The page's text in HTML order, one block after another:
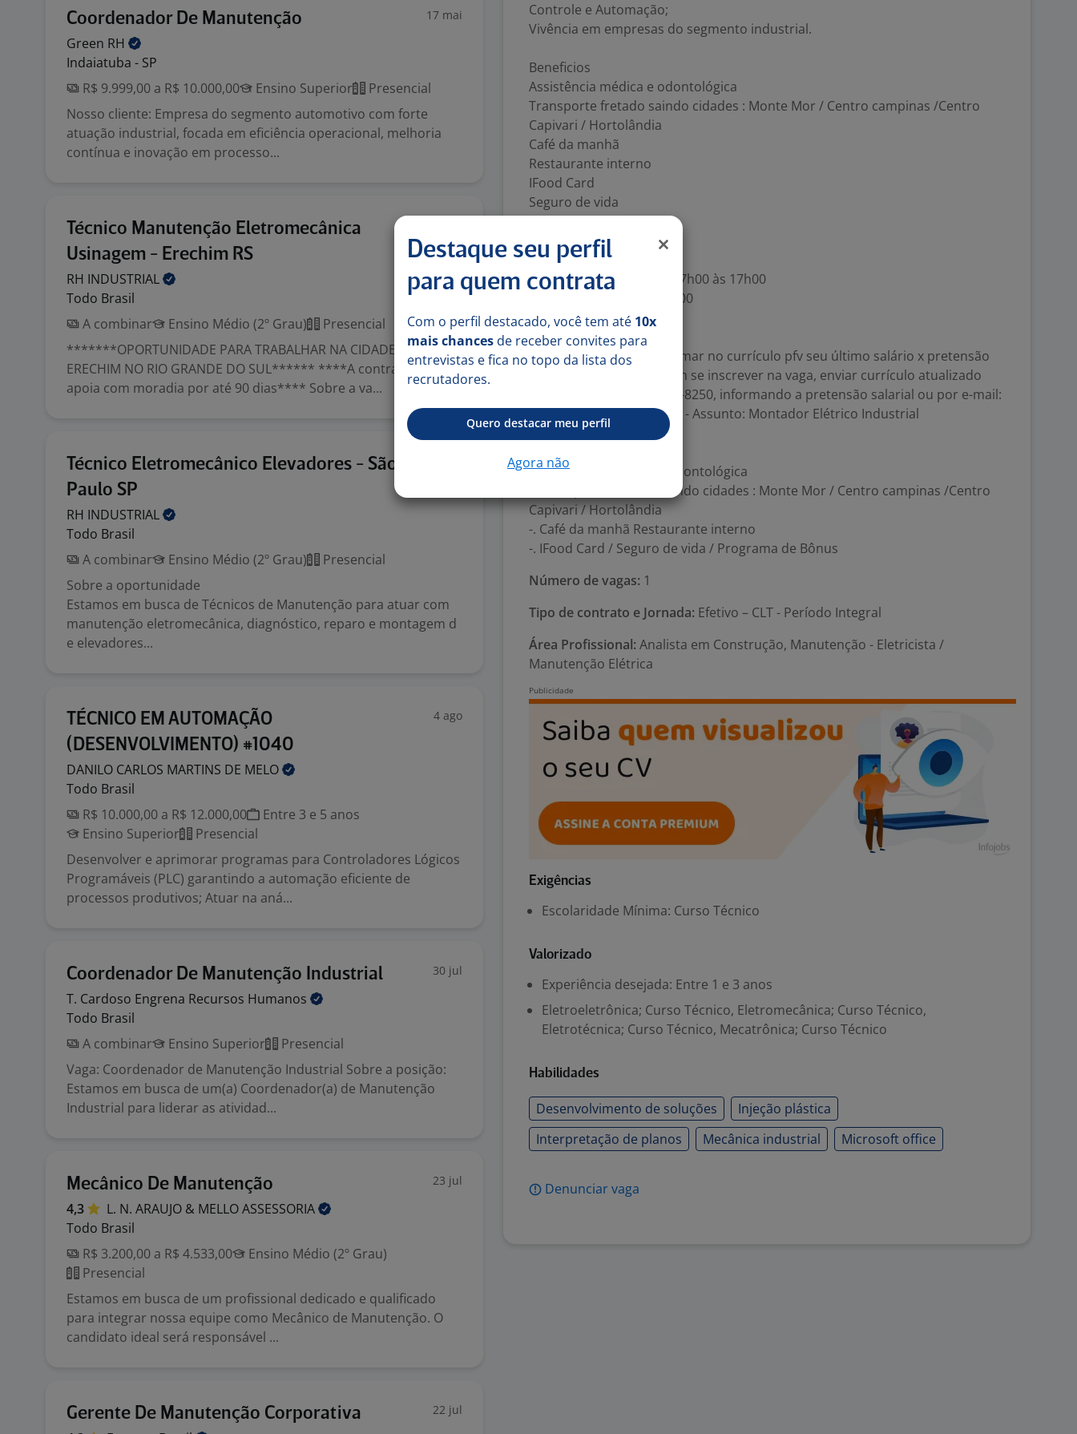
Coordenador De Manutenção 17 mai
Green RH
Indaiatuba - SP
R$ 9.999,00 a R$ 10.000,00
Ensino Superior
Presencial
Nosso cliente: Empresa do segmento automotivo com forte
atuação industrial, focada em eficiência operacional, melhoria
contínua e inovação em processo...
Técnico Manutenção Eletromecânica
Usinagem - Erechim RS
RH INDUSTRIAL
Todo Brasil
A combinar
Ensino Médio (2º Grau)
Presencial
*******OPORTUNIDADE PARA TRABALHAR NA CIDADE DE
ERECHIM NO RIO GRANDE DO SUL****** ****A contratante
apoia com moradia por até 90 dias**** Sobre a va...
Técnico Eletromecânico Elevadores - São
Paulo SP
RH INDUSTRIAL
Todo Brasil
A combinar
Ensino Médio (2º Grau)
Presencial
Sobre a oportunidade
Estamos em busca de Técnicos de Manutenção para atuar com
manutenção eletromecânica, diagnóstico, reparo e montagem d
e elevadores...
TÉCNICO EM AUTOMAÇÃO
(DESENVOLVIMENTO) #1040
4 ago
DANILO CARLOS MARTINS DE MELO
Todo Brasil
R$ 10.000,00 a R$ 12.000,00
Entre 3 e 5 anos
Ensino Superior
Presencial
Desenvolver e aprimorar programas para Controladores Lógicos
Programáveis (PLC) garantindo a automação eficiente de
processos produtivos; Atuar na aná...
Coordenador De Manutenção Industrial 30 jul
T. Cardoso Engrena Recursos Humanos
Todo Brasil
A combinar
Ensino Superior
Presencial
Vaga: Coordenador de Manutenção Industrial Sobre a posição:
Estamos em busca de um(a) Coordenador(a) de Manutenção
Industrial para liderar as atividad...
Mecânico De Manutenção 23 jul
4,3 L. N. ARAUJO & MELLOASSESSORIA
Todo Brasil
R$ 3.200,00 a R$ 4.533,00
Ensino Médio (2º Grau)
Presencial
Estamos em busca de um profissional dedicado e qualificado
para integrar nossa equipe como Mecânico de Manutenção. O
candidato ideal será responsável ...
Gerente De Manutenção Corporativa 22 jul
Controle e Automação;
Vivência em empresas do segmento industrial.
Beneficios
Assistência médica e odontológica
Transporte fretado saindo cidades : Monte Mor / Centro campinas /Centro
Capivari / Hortolândia
Café da manhã
Restaurante interno
IFood Card
Seguro de vida
Programa de Bônus
Horário de Trabalho
Segunda a quinta-feira: 07h00 às 17h00
Sexta-feira: 07h00 às 16h00
Remuneração
Pretensão salarial – informar no currículo pfv seu último salário x pretensão
?? Interessados(as) devem se inscrever na vaga, enviar currículo atualizado
para WhatsApp 19-98992-8250, informando a pretensão salarial ou por e-mail:
cvindaiatuba@rhf.com.br - Assunto: Montador Elétrico Industrial
A RHF deseja Boa sorte!
-. Assistência médica e odontológica
-. Transporte fretado saindo cidades : Monte Mor / Centro campinas /Centro
Capivari / Hortolândia
-. Café da manhã Restaurante interno
-. IFood Card / Seguro de vida / Programa de Bônus
Número de vagas: 1
Tipo de contrato e Jornada: Efetivo – CLT - Período Integral
Área Profissional: Analista em Construção, Manutenção - Eletricista /
Manutenção Elétrica
Exigências
Escolaridade Mínima: Curso Técnico
Valorizado
Experiência desejada: Entre 1 e 3 anos
Eletroeletrônica; Curso Técnico, Eletromecânica; Curso Técnico,
Eletrotécnica; Curso Técnico, Mecatrônica; Curso Técnico
Habilidades
Desenvolvimento de soluções
Injeção plástica
Interpretação de planos
Mecânica industrial Microsoft office
Denunciar vaga
Destaque seu perfil
para quem contrata
Com o perfil destacado, você tem até 10x
mais chances de receber convites para
entrevistas e fica no topo da lista dos
recrutadores.
Quero destacar meu perfil
Agora não